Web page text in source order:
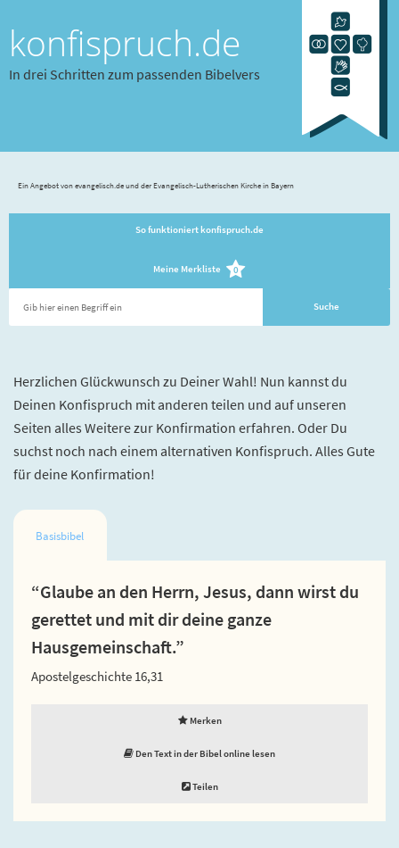
konfispruch.de
In drei Schritten zum passenden Bibelvers
Ein Angebot von evangelisch.de und der Evangelisch-Lutherischen Kirche in Bayern
So funktioniert konfispruch.de
Meine Merkliste 0
Herzlichen Glückwunsch zu Deiner Wahl! Nun kannst du
Deinen Konfispruch mit anderen teilen und auf unseren
Seiten alles Weitere zur Konfirmation erfahren. Oder Du
suchst noch nach einem alternativen Konfispruch. Alles Gute
für deine Konfirmation!
Basisbibel
“Glaube an den Herrn, Jesus, dann wirst du
gerettet und mit dir deine ganze
Hausgemeinschaft.”
Apostelgeschichte 16,31
Merken
Den Text in der Bibel online lesen
Teilen